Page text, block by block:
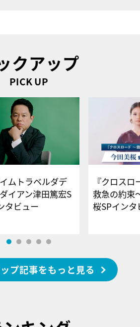
クアップ
PICK UP
イムトラベルダデ
イアン津田篤宏S
ンタビュー
『クロス
救急の約束
桜SPイ
プ記事をもっと見る